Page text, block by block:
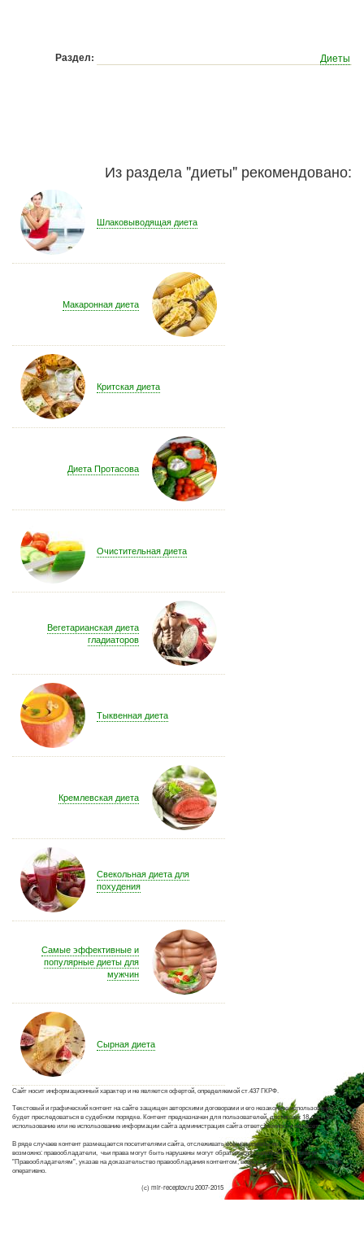
Раздел: Диеты
Из раздела "диеты" рекомендовано:
Шлаковыводящая диета
Макаронная диета
Критская диета
Диета Протасова
Очистительная диета
Вегетарианская диета
гладиаторов
Тыквенная диета
Кремлевская диета
Свекольная диета для
похудения
Самые эффективные и
популярные диеты для
мужчин
Сырная диета
Сайт носит информационный характер и не является офертой, определяемой ст.437 ГКРФ.
Текстовый и графический контент на сайте защищен авторскими договорами и его незаконное использование
будет преследоваться в судебном порядке. Контент предназначен для пользователей, достигших 18 лет. За
использование или не использование информации сайта администрация сайта ответственности не несет.
В ряде случаев контент размещается посетителями сайта, отслеживать все материалы не
возможно: правообладатели, чьи права могут быть нарушены могут обратиться с жалобой на странице
"Правообладателям", указав на доказательство правообладания контентом, вопросы этой категории решаются
оперативно.
(с) mir-receptov.ru 2007-2015